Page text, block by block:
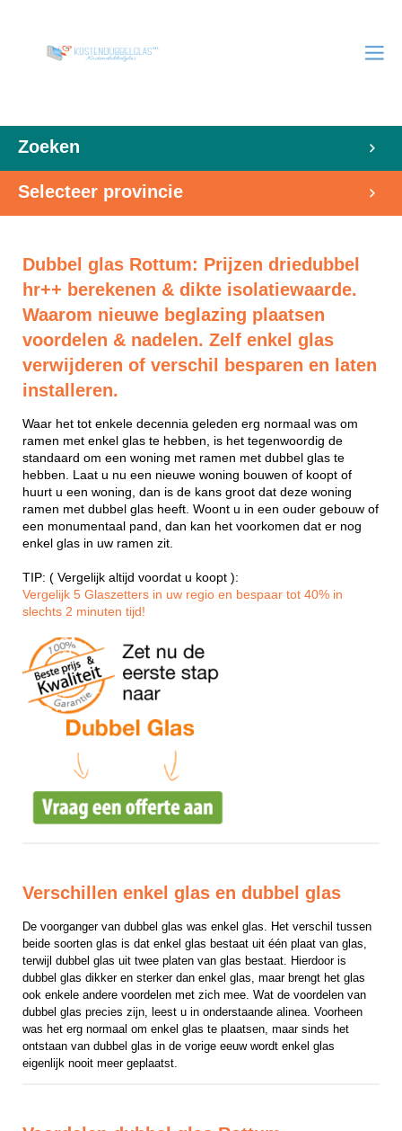
Zoeken
Selecteer provincie
Dubbel glas Rottum: Prijzen driedubbel
hr++ berekenen & dikte isolatiewaarde.
Waarom nieuwe beglazing plaatsen
voordelen & nadelen. Zelf enkel glas
verwijderen of verschil besparen en laten
installeren.
Waar het tot enkele decennia geleden erg normaal was om
ramen met enkel glas te hebben, is het tegenwoordig de
standaard om een woning met ramen met dubbel glas te
hebben. Laat u nu een nieuwe woning bouwen of koopt of
huurt u een woning, dan is de kans groot dat deze woning
ramen met dubbel glas heeft. Woont u in een ouder gebouw of
een monumentaal pand, dan kan het voorkomen dat er nog
enkel glas in uw ramen zit.
TIP: ( Vergelijk altijd voordat u koopt ):
Vergelijk 5 Glaszetters in uw regio en bespaar tot 40% in
slechts 2 minuten tijd!
Verschillen enkel glas en dubbel glas
De voorganger van dubbel glas was enkel glas. Het verschil tussen
beide soorten glas is dat enkel glas bestaat uit één plaat van glas,
terwijl dubbel glas uit twee platen van glas bestaat. Hierdoor is
dubbel glas dikker en sterker dan enkel glas, maar brengt het glas
ook enkele andere voordelen met zich mee. Wat de voordelen van
dubbel glas precies zijn, leest u in onderstaande alinea. Voorheen
was het erg normaal om enkel glas te plaatsen, maar sinds het
ontstaan van dubbel glas in de vorige eeuw wordt enkel glas
eigenlijk nooit meer geplaatst.